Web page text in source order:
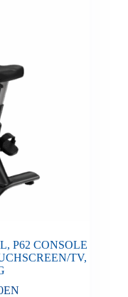
P62 CONSOLE
TV,